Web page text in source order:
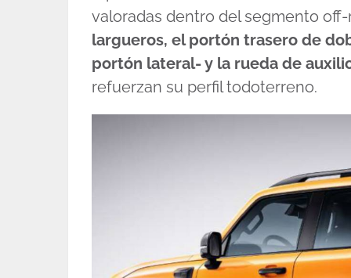
valoradas dentro del segmento
largueros, el portón trasero de
portón lateral- y la rueda de
refuerzan su perfil todoterreno.